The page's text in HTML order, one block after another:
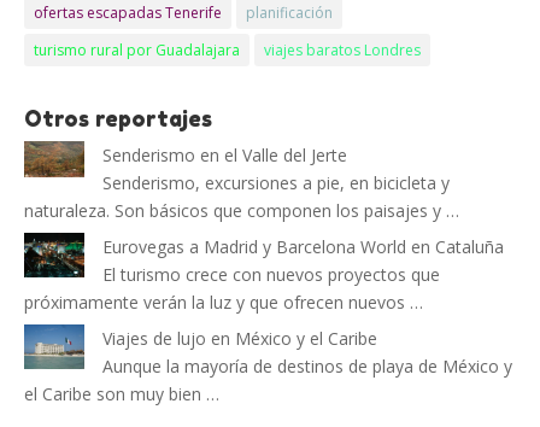
ofertas escapadas Tenerife
planificación
turismo rural por Guadalajara
viajes baratos Londres
Otros reportajes
Senderismo en el Valle del Jerte
Senderismo, excursiones a pie, en bicicleta y
naturaleza. Son básicos que componen los paisajes y …
Eurovegas a Madrid y Barcelona World en Cataluña
El turismo crece con nuevos proyectos que
próximamente verán la luz y que ofrecen nuevos …
Viajes de lujo en México y el Caribe
Aunque la mayoría de destinos de playa de México y
el Caribe son muy bien …